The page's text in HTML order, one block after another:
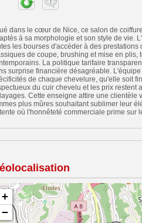
dans le cœur de Nice, ce salon de
à sa morphologie et son style de vie.
les bourses d'accéder à des
de coupe, brushing et mise en
La politique tarifaire
surprise financière désagréable.
de chaque chevelure, qu'elle soit
du cuir chevelu et les prix restent
Cette enseigne attire une
plus mûres souhaitant sublimer leur
où l'honnêteté commerciale prime sur
+
−